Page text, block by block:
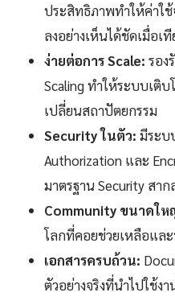
ประสิทธิภาพทำให้ค่าใ
ลงอย่างเห็นได้ชัดเมื่อ
ง่ายต่อการ Scale: รอง
Scaling ทำให้ระบบเติ
เปลี่ยนสถาปัตยกรรม
Security ในตัว: มีระบ
Authorization และ
มาตรฐาน Security สาก
Community ขนาดให
โลกที่คอยช่วยเหลือแล
เอกสารครบถ้วน:
ตัวอย่างจริงที่นำไปใช้ง